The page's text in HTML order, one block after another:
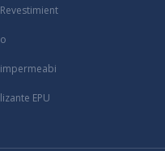
Revestimient
o
impermeabi
lizante EPU